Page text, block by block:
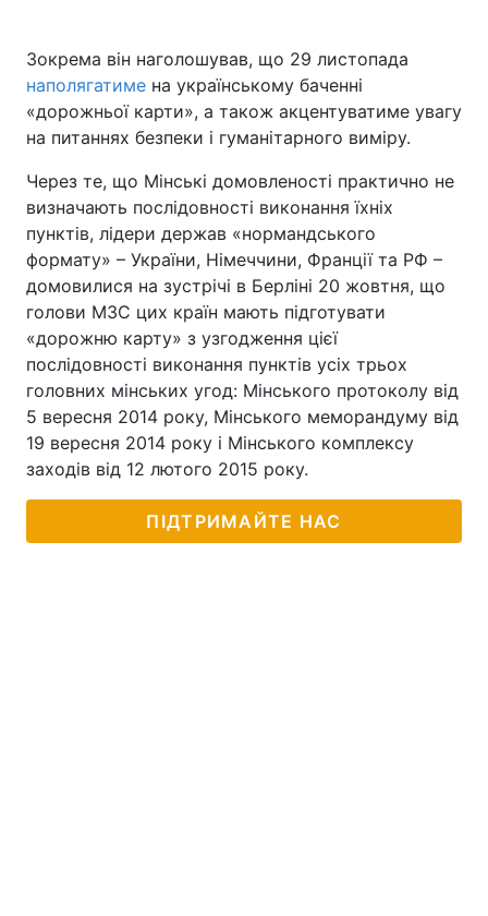
Зокрема він наголошував, що 29 листопада
наполягатиме на українському баченні
«дорожньої карти», а також акцентуватиме увагу
на питаннях безпеки і гуманітарного виміру.
Через те, що Мінські домовленості практично не
визначають послідовності виконання їхніх
пунктів, лідери держав «нормандського
формату» – України, Німеччини, Франції та РФ –
домовилися на зустрічі в Берліні 20 жовтня, що
голови МЗС цих країн мають підготувати
«дорожню карту» з узгодження цієї
послідовності виконання пунктів усіх трьох
головних мінських угод: Мінського протоколу від
5 вересня 2014 року, Мінського меморандуму від
19 вересня 2014 року і Мінського комплексу
заходів від 12 лютого 2015 року.
ПІДТРИМАЙТЕ НАС